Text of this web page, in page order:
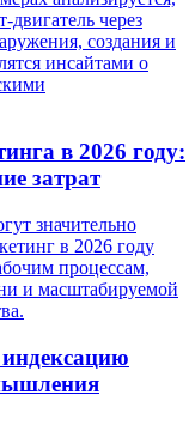
двигатель через
создания и
инсайтами о
в 2026 году:
затрат
значительно
в 2026 году
процессам,
и масштабируемой